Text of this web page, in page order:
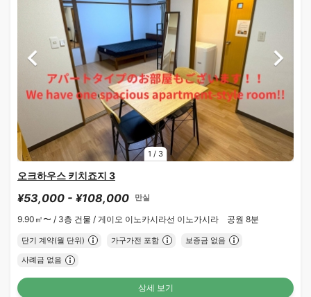
1 / 3
오크하우스 키치죠지 3
¥53,000 - ¥108,000 만실
9.90㎡〜 / 3층 건물 / 게이오 이노카시라선 이노가시라 공원 8분
단기 계약(월 단위) 가구가전 포함 보증금 없음
사례금 없음
상세 보기